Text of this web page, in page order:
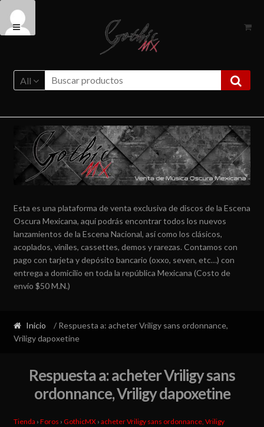
Ir
a
Ir
al
All
Esta es una plataforma de venta exclusiva de discos de la Escena
Oscura Mexicana, aquí podrás encontrar todos los nuevos
lanzamientos de la Escena Nacional, así como los clásicos,
acoplados, viniles, cassettes, demos y rarezas. Contamos con
pago con tarjeta y depósito bancario (oxxo, seven, etc…) con
entrega a domicilio en toda la república Mexicana (Costo de
envío $50 M.N.)
Inicio
/ Respuesta a: acheter Vriligy sans ordonnance,
Vriligy dapoxetine
Respuesta a: acheter Vriligy sans
ordonnance, Vriligy dapoxetine
Tienda › Foros › GothicMX › acheter Vriligy sans ordonnance, Vriligy